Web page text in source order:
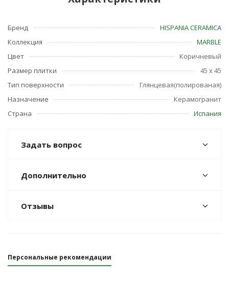
Бренд
HISPANIA CERAMICA
Коллекция
MARBLE
Цвет
Коричневый
Размер плитки
45 x 45
Тип поверхности
Глянцевая(полированая)
Назначение
Керамогранит
Страна
Испания
Задать вопрос
Дополнительно
Отзывы
Персональные рекомендации